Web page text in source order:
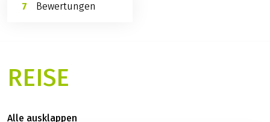
Bewertungen
REISE
Alle ausklappen